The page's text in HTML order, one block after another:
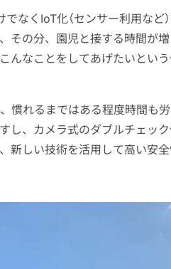
なくIoT化（センサー利用など
その分、園児と接する時間が増
んなことをしてあげたいとい
慣れるまではある程度時間も
し、カメラ式のダブルチェッ
新しい技術を活用して高い安